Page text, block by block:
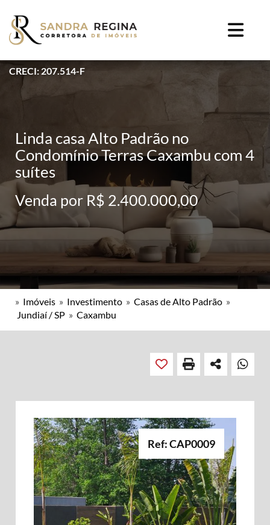
CRECI: 207.514-F
Linda casa Alto Padrão no
Condomínio Terras Caxambu com 4
suítes
Venda por R$ 2.400.000,00
» Imóveis » Investimento » Casas de Alto Padrão »
Jundiaí / SP » Caxambu
Ref: CAP0009